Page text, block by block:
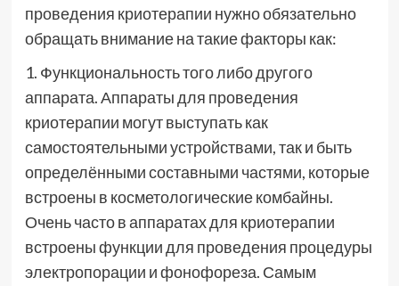
проведения криотерапии нужно обязательно
обращать внимание на такие факторы как:
1. Функциональность того либо другого
аппарата. Аппараты для проведения
криотерапии могут выступать как
самостоятельными устройствами, так и быть
определёнными составными частями, которые
встроены в косметологические комбайны.
Очень часто ваппаратах для криотерапии
встроены функции для проведения процедуры
электропорации и фонофореза. Самым